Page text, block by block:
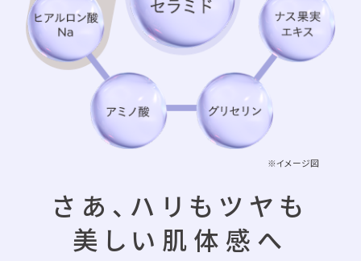
※イメージ図
さあ、ハリもツヤも
美しい肌体感へ